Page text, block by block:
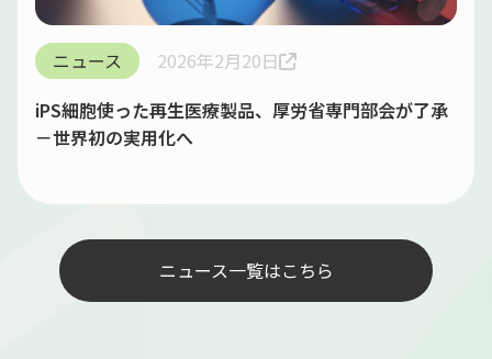
ニュース
2026年2月20日
iPS細胞使った再生医療製品、厚労省専門部会が了承
－世界初の実用化へ
ニュース一覧はこちら